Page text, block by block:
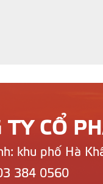
TY CỔ
khu phố Hà
384 0560